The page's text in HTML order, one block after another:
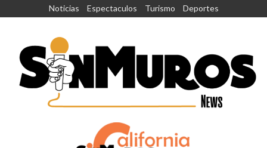
Noticias Espectaculos Turismo Deportes